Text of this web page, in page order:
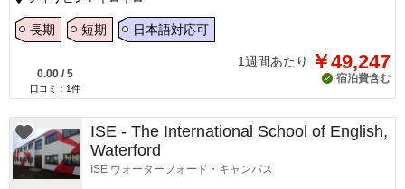
長期 短期 日本語対応可
0.00 / 5
口コミ： 1件
1週間あたり ￥49,247
宿泊費含む
ISE - The International School of English,
Waterford
ISE ウォーターフォード・キャンパス